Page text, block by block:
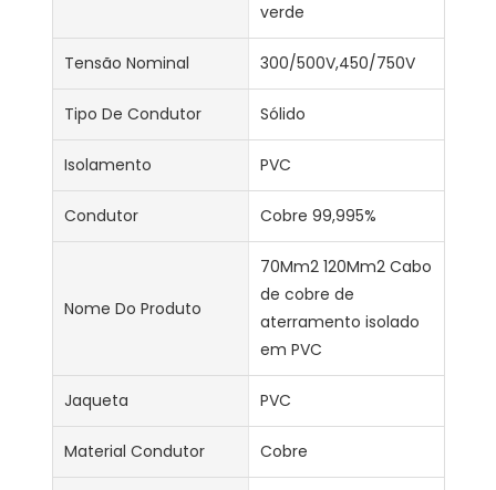
verde
Tensão Nominal 300/500V,450/750V
Tipo De Condutor Sólido
Isolamento PVC
Condutor Cobre 99,995%
Nome Do Produto
70Mm2 120Mm2 Cabo
de cobre de
aterramento isolado
em PVC
Jaqueta PVC
Material Condutor Cobre